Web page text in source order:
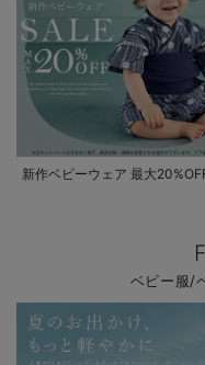
新作ベビーウェア 最大
ベビー服/